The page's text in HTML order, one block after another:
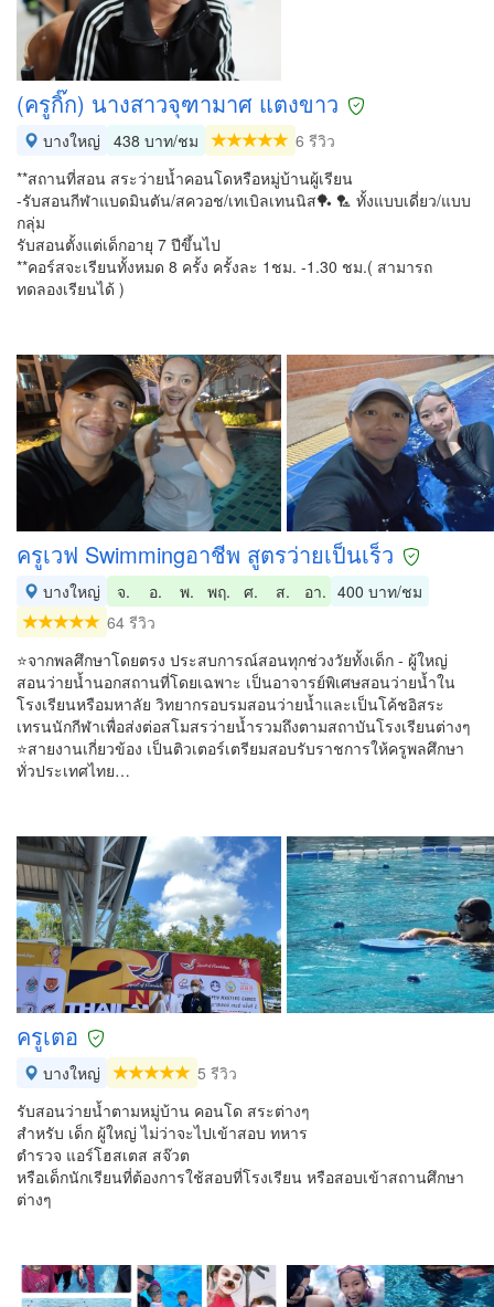
(ครูกิ๊ก) นางสาวจุฑามาศ แตงขาว
บางใหญ่ 438 บาท/ชม
6 รีวิว
**สถานที่สอน สระว่ายน้ำคอนโดหรือหมู่บ้านผู้เรียน
-รับสอนกีฬาแบดมินตัน/สควอช/เทเบิลเทนนิส🏓 🏸 ทั้งแบบเดี่ยว/แบบ
กลุ่ม
รับสอนตั้งแต่เด็กอายุ 7 ปีขึ้นไป
**คอร์สจะเรียนทั้งหมด 8 ครั้ง ครั้งละ 1ชม. -1.30 ชม.( สามารถ
ทดลองเรียนได้ )
ครูเวฟ Swimmingอาชีพ สูตรว่ายเป็นเร็ว
บางใหญ่ จ. อ. พ. พฤ. ศ. ส. อา. 400 บาท/ชม
64 รีวิว
⭐จากพลศึกษาโดยตรง ประสบการณ์สอนทุกช่วงวัยทั้งเด็ก - ผู้ใหญ่
สอนว่ายน้ำนอกสถานที่โดยเฉพาะ เป็นอาจารย์พิเศษสอนว่ายน้ำใน
โรงเรียนหรือมหาลัย วิทยากรอบรมสอนว่ายน้ำและเป็นโค้ชอิสระ
เทรนนักกีฬาเพื่อส่งต่อสโมสรว่ายน้ำรวมถึงตามสถาบันโรงเรียนต่างๆ
⭐สายงานเกี่ยวข้อง เป็นติวเตอร์เตรียมสอบรับราชการให้ครูพลศึกษา
ทั่วประเทศไทย…
ครูเตอ
บางใหญ่
5 รีวิว
รับสอนว่ายน้ำตามหมู่บ้าน คอนโด สระต่างๆ
สำหรับ เด็ก ผู้ใหญ่ ไม่ว่าจะไปเข้าสอบ ทหาร
ตำรวจ แอร์โฮสเตส สจ๊วต
หรือเด็กนักเรียนที่ต้องการใช้สอบที่โรงเรียน หรือสอบเข้าสถานศึกษา
ต่างๆ